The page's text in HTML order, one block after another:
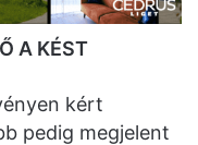
A KÉST
kért
pedig megjelent